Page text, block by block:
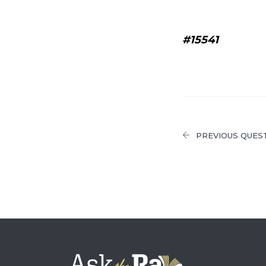
#15541
PREVIOUS